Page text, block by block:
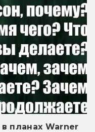
планах Warner